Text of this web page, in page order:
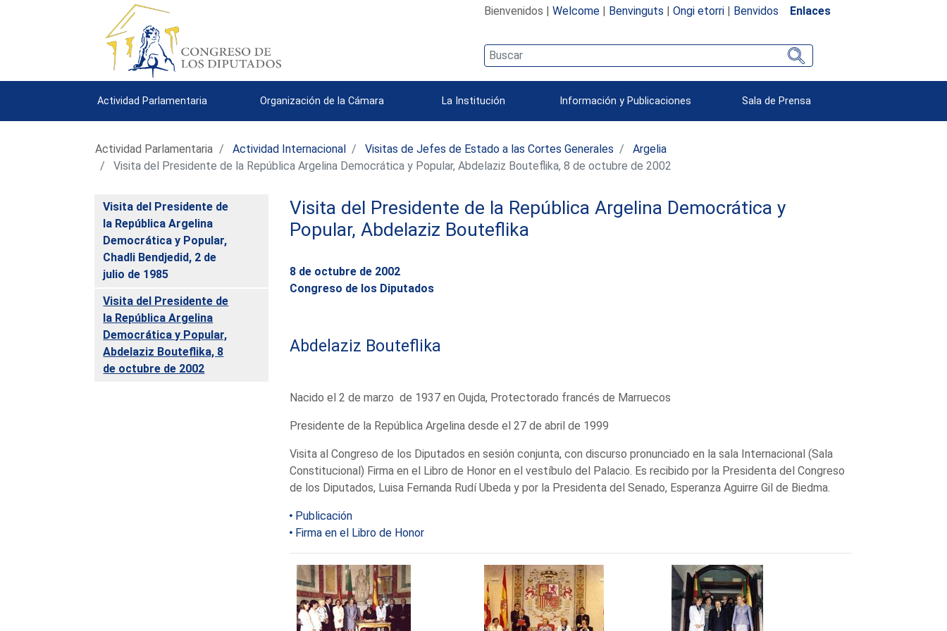
Bienvenidos | Welcome| Benvinguts | Ongi etorri| Benvidos Enlaces
Actividad Parlamentaria Organización de la Cámara La Institución Información y Publicaciones Sala de Prensa
Actividad Parlamentaria Actividad Internacional Visitas de Jefes de Estado a las Cortes Generales
Argelia
Visita del Presidente de la República Argelina Democrática y Popular, Abdelaziz Bouteflika, 8 de octubre de 2002
Visita del Presidente de
la República Argelina
Democrática y Popular,
Chadli Bendjedid, 2 de
julio de 1985
Visita del Presidente de
la República Argelina
Democrática y Popular,
Abdelaziz Bouteflika, 8
de octubre de 2002
Visita del Presidente de la República Argelina Democrática y
Popular, Abdelaziz Bouteflika
8 de octubre de 2002
Congreso de los Diputados
Abdelaziz Bouteflika
Nacido el 2 de marzo de 1937 en Oujda, Protectorado francés de Marruecos
Presidente de la República Argelina desde el 27 de abril de 1999
Visita al Congreso de los Diputados en sesión conjunta, con discurso pronunciado en la sala Internacional (Sala
Constitucional) Firma en el Libro de Honor en el vestíbulo del Palacio. Es recibido por la Presidenta del Congreso
de los Diputados, Luisa Fernanda Rudí Ubeda y por la Presidenta del Senado, Esperanza Aguirre Gil de Biedma.
Publicación
Firma en el Libro de Honor